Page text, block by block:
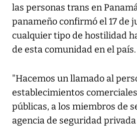
las personas trans en
panameño confirmó el 17 de
cualquier tipo de hostilidad
de esta comunidad en el país.
"Hacemos un llamado al
establecimientos
públicas, a los miembros de
agencia de seguridad